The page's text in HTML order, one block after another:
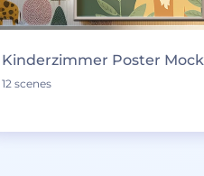
Kinderzimmer Poster
12 scenes